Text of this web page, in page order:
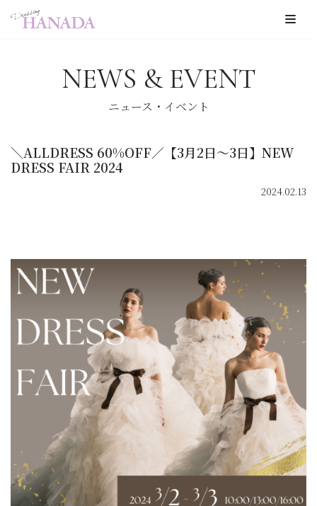
ス
NEWS & EVENT
ニュース・イベント
＼ALLDRESS 60%OFF／【3月2日〜3日】NEW
DRESS FAIR 2024
2024.02.13